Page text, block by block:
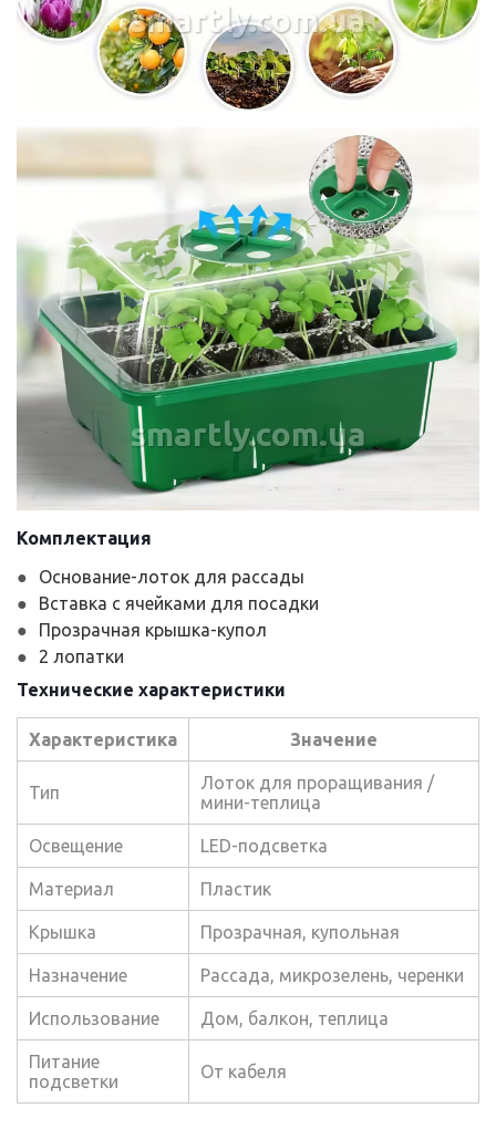
smartly.com.ua
smartly.com.ua
Комплектация
Основание-лоток для рассады
Вставка с ячейками для посадки
Прозрачная крышка-купол
2 лопатки
Технические характеристики
Характеристика Значение
Тип
Лоток для проращивания /
мини-теплица
Освещение LED-подсветка
Материал Пластик
Крышка Прозрачная, купольная
Назначение Рассада, микрозелень, черенки
Использование Дом, балкон, теплица
Питание
подсветки
От кабеля